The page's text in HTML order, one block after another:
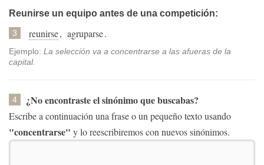
Reunirse un equipo antes de una competición:
3 reunirse, agruparse.
Ejemplo: La selección va a concentrarse a las afueras de la
capital.
4 ¿No encontraste el sinónimo que buscabas?
Escribe a continuación una frase o un pequeño texto usando
"concentrarse" y lo reescribiremos con nuevos sinónimos.